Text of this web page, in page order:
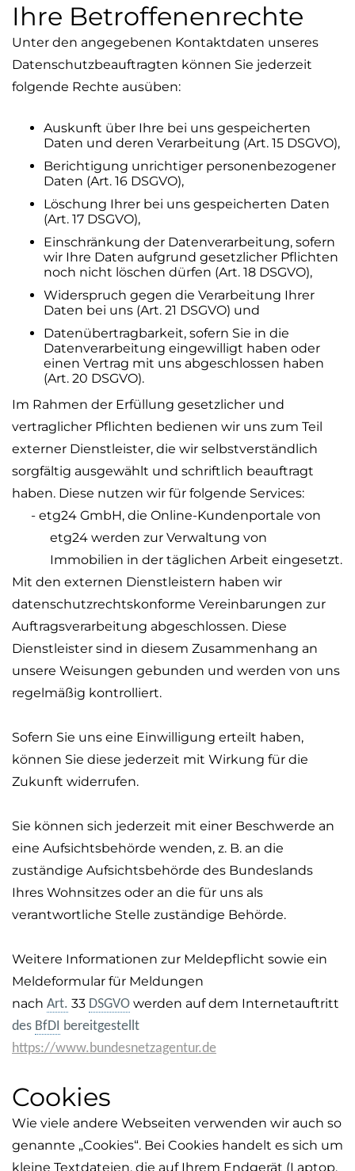
Ihre Betroffenenrechte
Unter den angegebenen Kontaktdaten unseres
Datenschutzbeauftragten können Sie jederzeit
folgende Rechte ausüben:
Auskunft über Ihre bei uns gespeicherten
Daten und deren Verarbeitung (Art. 15 DSGVO),
Berichtigung unrichtiger personenbezogener
Daten (Art. 16 DSGVO),
Löschung Ihrer bei uns gespeicherten Daten
(Art. 17 DSGVO),
Einschränkung der Datenverarbeitung, sofern
wir Ihre Daten aufgrund gesetzlicher Pflichten
noch nicht löschen dürfen (Art. 18 DSGVO),
Widerspruch gegen die Verarbeitung Ihrer
Daten bei uns (Art. 21 DSGVO) und
Datenübertragbarkeit, sofern Sie in die
Datenverarbeitung eingewilligt haben oder
einen Vertrag mit uns abgeschlossen haben
(Art. 20 DSGVO).
Im Rahmen der Erfüllung gesetzlicher und
vertraglicher Pflichten bedienen wir uns zum Teil
externer Dienstleister, die wir selbstverständlich
sorgfältig ausgewählt und schriftlich beauftragt
haben. Diese nutzen wir für folgende Services:
- etg24 GmbH, die Online-Kundenportale von
etg24 werden zur Verwaltung von
Immobilien in der täglichen Arbeit eingesetzt.
Mit den externen Dienstleistern haben wir
datenschutzrechtskonforme Vereinbarungen zur
Auftragsverarbeitung abgeschlossen. Diese
Dienstleister sind in diesem Zusammenhang an
unsere Weisungen gebunden und werden von uns
regelmäßig kontrolliert.
Sofern Sie uns eine Einwilligung erteilt haben,
können Sie diese jederzeit mit Wirkung für die
Zukunft widerrufen.
Sie können sich jederzeit mit einer Beschwerde an
eine Aufsichtsbehörde wenden, z. B. an die
zuständige Aufsichtsbehörde des Bundeslands
Ihres Wohnsitzes oder an die für uns als
verantwortliche Stelle zuständige Behörde.
Weitere Informationen zur Meldepflicht sowie ein
Meldeformular für Meldungen
nach Art. 33 DSGVO werden auf dem Internetauftritt
des BfDI bereitgestellt
https://www.bundesnetzagentur.de
Cookies
Wie viele andere Webseiten verwenden wir auch so
genannte „Cookies“. Bei Cookies handelt es sich um
kleine Textdateien, die auf Ihrem Endgerät (Laptop,